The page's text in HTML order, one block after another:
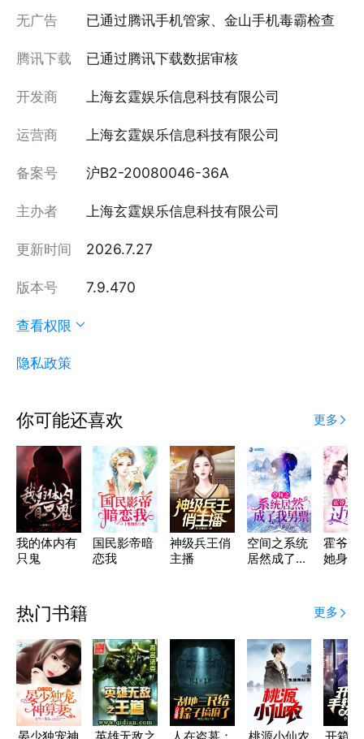
无广告 已通过腾讯手机管家、金山手机毒霸检查
腾讯下载 已通过腾讯下载数据审核
开发商 上海玄霆娱乐信息科技有限公司
运营商 上海玄霆娱乐信息科技有限公司
备案号 沪B2-20080046-36A
主办者 上海玄霆娱乐信息科技有限公司
更新时间 2026.7.27
版本号 7.9.470
查看权限
隐私政策
你可能还喜欢 更多
我的体内有
只鬼
国民影帝暗
恋我
神级兵王俏
主播
空间之系统
居然成了我
霍爷，
她身家
热门书籍 更多